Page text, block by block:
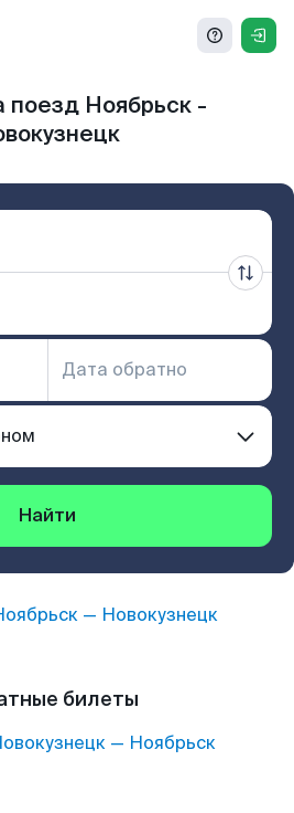
поезд Ноябрьск -
Найти
— Новокузнецк
билеты
— Ноябрьск